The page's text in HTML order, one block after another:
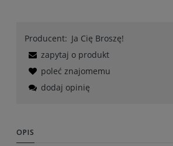
Producent: Ja Cię Broszę!
zapytaj o produkt
poleć znajomemu
dodaj opinię
OPIS